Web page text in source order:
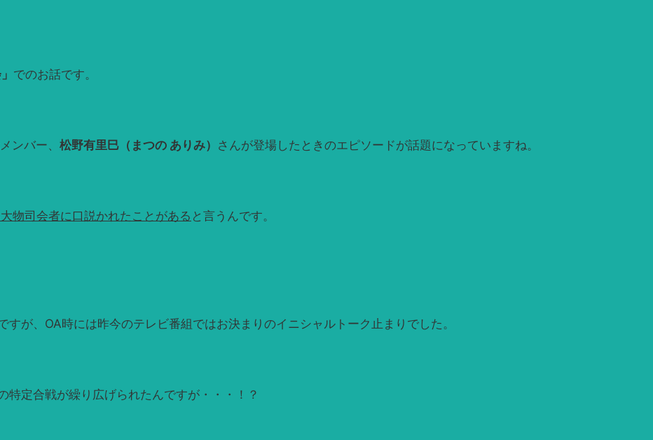
でのお話です。
ンバー、 松野有里巳（まつの ありみ） さんが登場したときのエピソードが話題になっていますね。
物司会者に口説かれたことがある と言うんです。
が、OA時には昨今のテレビ番組ではお決まりのイニシャルトーク止まりでした。
定合戦が繰り広げられたんですが・・・！？